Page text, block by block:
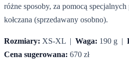
różne sposoby, za pomocą
kołczana (sprzedawany osobno).
Rozmiary: XS-XL | Waga: 190 g |
Cena sugerowana: 670 zł